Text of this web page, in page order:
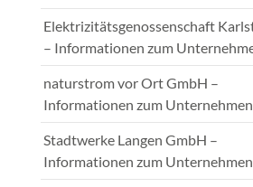
Elektrizitätsgenossenschaft
– Informationen zum
naturstrom vor Ort GmbH –
Informationen zum Unternehmen
Stadtwerke Langen GmbH –
Informationen zum Unternehmen